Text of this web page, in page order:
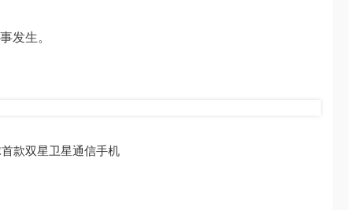
发生。
款双星卫星通信手机